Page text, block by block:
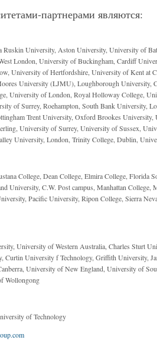
партнерами являются:
University, Aston University, University of
London, University of Buckingham, Cardiff
University of Hertfordshire, University of Kent at
University (LJMU), Loughborough University,
University of London, Royal Holloway College,
of Surrey, Roehampton, South Bank University,
Trent University, Oxford Brookes
University of Surrey, University of Sussex,
University, London, Trinity College, Dublin,
College, Dean College, Elmira College, Florida
University, C.W. Post campus, Manhattan College,
Pacific University, Ripon College, Sierra
University of Western Australia, Charles Sturt
Curtin University f Technology, Griffith University,
University of New England, University of
Wollongong
of Technology